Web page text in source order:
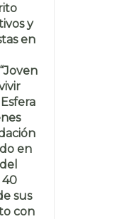
y
en
en
40
sus
con